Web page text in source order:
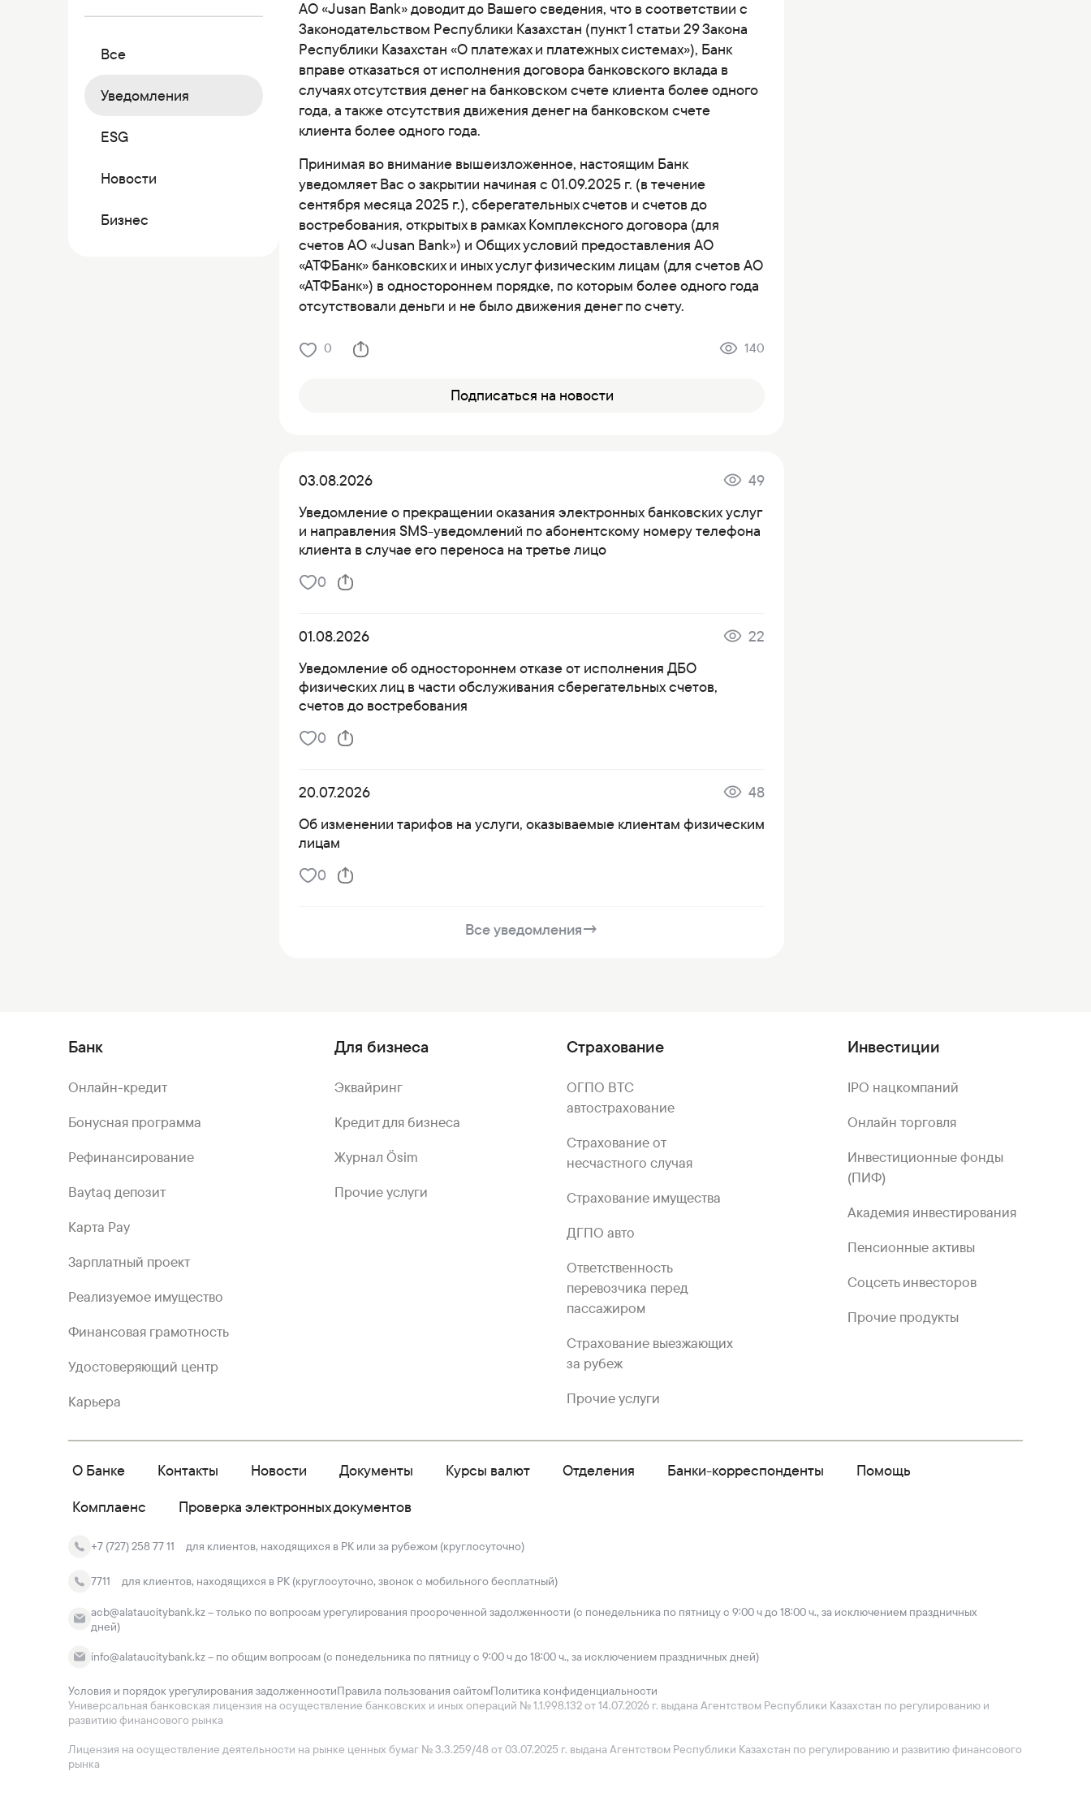
Kaspi QR
Карьера в банке
Приём граждан
Все
Уведомления
ESG
Новости
Бизнес
АО «Jusan Bank» доводит до Вашего сведения, что в соответствии с
Законодательством Республики Казахстан (пункт 1 статьи 29 Закона
Республики Казахстан «О платежах и платежных системах»), Банк
вправе отказаться от исполнения договора банковского вклада в
случаях отсутствия денег на банковском счете клиента более одного
года, а также отсутствия движения денег на банковском счете
клиента более одного года.
Принимая во внимание вышеизложенное, настоящим Банк
уведомляет Вас о закрытии начиная с 01.09.2025 г. (в течение
сентября месяца 2025 г.), сберегательных счетов и счетов до
востребования, открытых в рамках Комплексного договора (для
счетов АО «Jusan Bank») и Общих условий предоставления АО
«АТФБанк» банковских и иных услуг физическим лицам (для счетов АО
«АТФБанк») в одностороннем порядке, по которым более одного года
отсутствовали деньги и не было движения денег по счету.
0 140
Подписаться на новости
03.08.2026
49
Уведомление о прекращении оказания электронных банковских услуг
и направления SMS-уведомлений по абонентскому номеру телефона
клиента в случае его переноса на третье лицо
0
01.08.2026
22
Уведомление об одностороннем отказе от исполнения ДБО
физических лиц в части обслуживания сберегательных счетов,
счетов до востребования
0
20.07.2026
48
Об изменении тарифов на услуги, оказываемые клиентам физическим
лицам
0
Все уведомления→
Банк
Онлайн-кредит
Бонусная программа
Рефинансирование
Baytaq депозит
Карта Pay
Зарплатный проект
Реализуемое имущество
Финансовая грамотность
Удостоверяющий центр
Карьера
Для бизнеса
Эквайринг
Кредит для бизнеса
Журнал Ösim
Прочие услуги
Страхование
ОГПО ВТС
автострахование
Страхование от
несчастного случая
Страхование имущества
ДГПО авто
Ответственность
перевозчика перед
пассажиром
Страхование выезжающих
за рубеж
Прочие услуги
Инвестиции
IPO нацкомпаний
Онлайн торговля
Инвестиционные фонды
(ПИФ)
Академия инвестирования
Пенсионные активы
Соцсеть инвесторов
Прочие продукты
О Банке Контакты Новости Документы Курсы валют Отделения Банки-корреспонденты
Помощь
Комплаенс
Проверка электронных документов
+7 (727) 258 77 11 для клиентов, находящихся в РК или за рубежом (круглосуточно)
7711 для клиентов, находящихся в РК (круглосуточно, звонок с мобильного бесплатный)
acb@alataucitybank.kz – только по вопросам урегулирования просроченной задолженности (с понедельника по пятницу с 9:00 ч до 18:00 ч., за исключением праздничных
дней)
info@alataucitybank.kz – по общим вопросам (с понедельника по пятницу с 9:00 ч до 18:00 ч., за исключением праздничных дней)
Универсальная банковская лицензия на осуществление банковских и иных операций № 1.1.998.132 от 14.07.2026 г. выдана Агентством Республики Казахстан по регулированию и
развитию финансового рынка
Лицензия на осуществление деятельности на рынке ценных бумаг № 3.3.259/48 от 03.07.2025 г. выдана Агентством Республики Казахстан по регулированию и развитию финансового
рынка
Условия и порядок урегулирования задолженностиПравила пользования сайтомПолитика конфиденциальности